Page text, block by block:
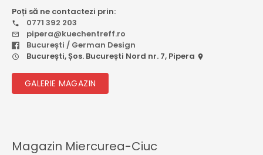
Poți să ne contactezi prin:
0771 392 203
pipera@kuechentreff.ro
București / German Design
București, Șos. București Nord nr. 7, Pipera
GALERIE MAGAZIN
Magazin Miercurea-Ciuc